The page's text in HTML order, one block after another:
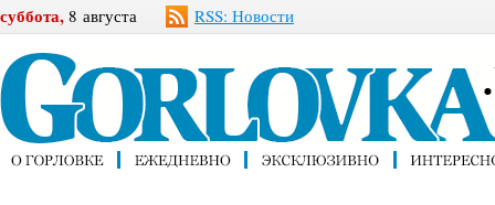
суббота, 8 августа RSS: Новости